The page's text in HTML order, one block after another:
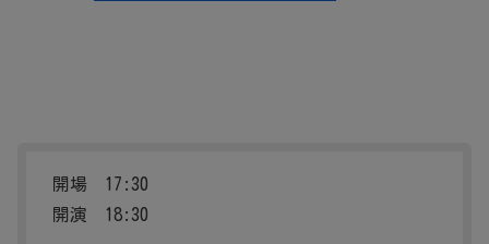
開場 17:30
開演 18:30